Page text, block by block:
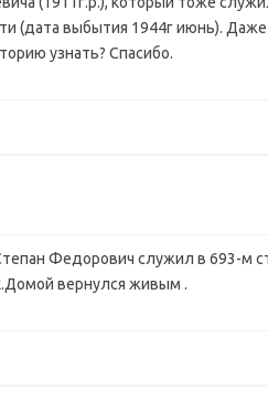
(дата выбытия 1944г июнь).
узнать? Спасибо.
Федорович служил в 693-м
вернулся живым .